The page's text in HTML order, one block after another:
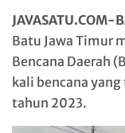
JAVASATU.COM-
Batu Jawa Timur
Bencana Daerah
kali bencana
tahun 2023.